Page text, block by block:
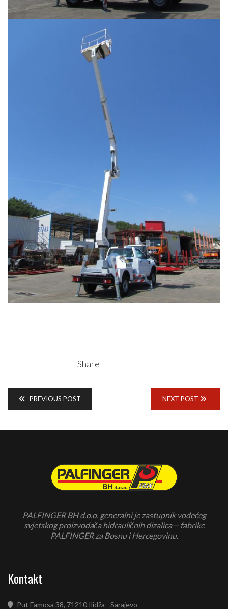
Share
PREVIOUS POST NEXT POST
PALFINGER BH d.o.o. generalni je zastupnik vodećeg
svjetskog proizvodača hidrauličnih dizalica— fabrike
PALFINGER za Bosnu i Hercegovinu.
Kontakt
Put Famosa 38, 71210 Ilidža - Sarajevo